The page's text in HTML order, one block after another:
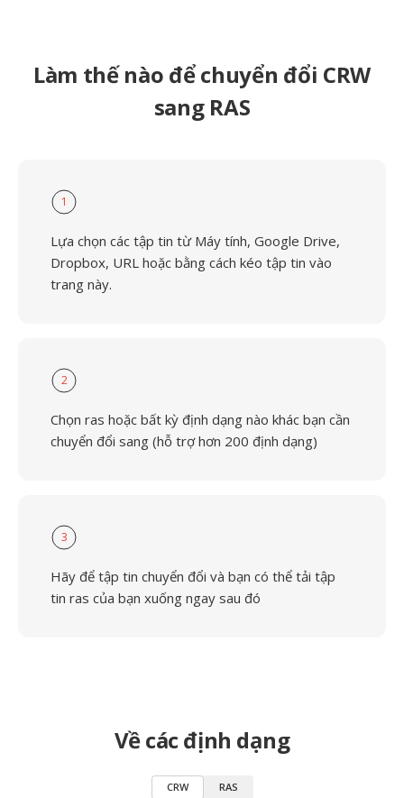
Làm thế nào để chuyển đổi CRW
sang RAS
1
Lựa chọn các tập tin từ Máy tính, Google Drive,
Dropbox, URL hoặc bằng cách kéo tập tin vào
trang này.
2
Chọn ras hoặc bất kỳ định dạng nào khác bạn cần
chuyển đổi sang (hỗ trợ hơn 200 định dạng)
3
Hãy để tập tin chuyển đổi và bạn có thể tải tập
tin ras của bạn xuống ngay sau đó
Về các định dạng
CRW RAS